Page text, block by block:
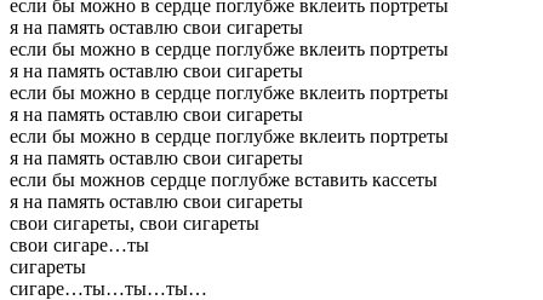
если бы можно в сердце поглубже вклеить портреты
я на память оставлю свои сигареты
если бы можно в сердце поглубже вклеить портреты
я на память оставлю свои сигареты
если бы можно в сердце поглубже вклеить портреты
я на память оставлю свои сигареты
если бы можно в сердце поглубже вклеить портреты
я на память оставлю свои сигареты
если бы можнов сердце поглубже вставить кассеты
я на память оставлю свои сигареты
свои сигареты, свои сигареты
свои сигаре…ты
сигареты
сигаре…ты…ты…ты…